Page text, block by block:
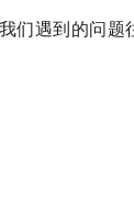
们遇到的问题